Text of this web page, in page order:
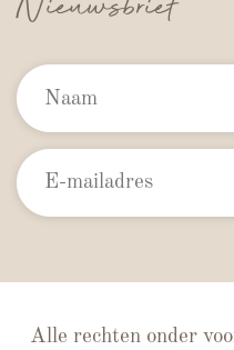
Alle rechten onder